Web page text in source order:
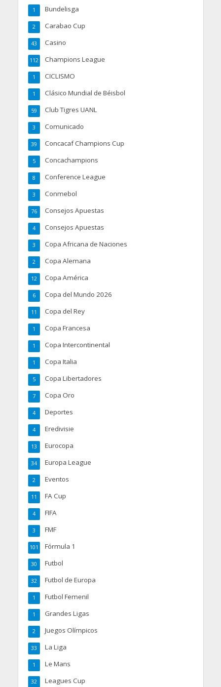
Bundelisga
1
Carabao Cup
2
Casino
43
Champions League
112
CICLISMO
1
Clásico Mundial de Béisbol
1
Club Tigres UANL
59
Comunicado
3
Concacaf Champions Cup
39
Concachampions
5
Conference League
8
Conmebol
3
Consejos Apuestas
76
Consejos Apuestas
4
Copa Africana de Naciones
3
Copa Alemana
2
Copa América
12
Copa del Mundo 2026
6
Copa del Rey
11
Copa Francesa
1
Copa Intercontinental
1
Copa Italia
1
Copa Libertadores
5
Copa Oro
7
Deportes
4
Eredivisie
4
Eurocopa
13
Europa League
34
Eventos
2
FA Cup
11
FIFA
4
FMF
3
Fórmula 1
101
Futbol
30
Futbol de Europa
32
Futbol Femenil
1
Grandes Ligas
1
Juegos Olímpicos
2
La Liga
33
Le Mans
1
Leagues Cup
32